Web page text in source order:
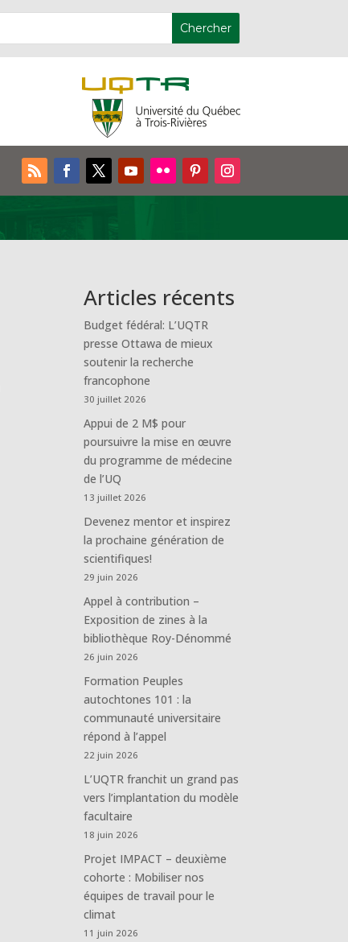
Articles récents
Budget fédéral: L’UQTR
presse Ottawa de mieux
soutenir la recherche
francophone
30 juillet 2026
Appui de 2 M$ pour
poursuivre la mise en œuvre
du programme de médecine
de l’UQ
13 juillet 2026
Devenez mentor et inspirez
la prochaine génération de
scientifiques!
29 juin 2026
Appel à contribution –
Exposition de zines à la
bibliothèque Roy-Dénommé
26 juin 2026
Formation Peuples
autochtones 101 : la
communauté universitaire
répond à l’appel
22 juin 2026
L’UQTR franchit un grand pas
vers l’implantation du modèle
facultaire
18 juin 2026
Projet IMPACT – deuxième
cohorte : Mobiliser nos
équipes de travail pour le
climat
11 juin 2026